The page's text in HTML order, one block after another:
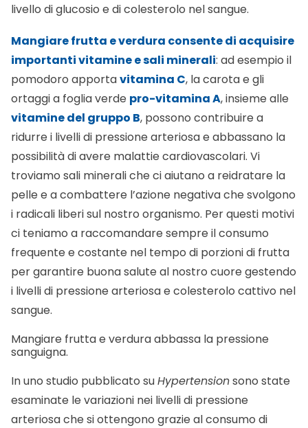
livello di glucosio e di colesterolo nel sangue.
Mangiare frutta e verdura consente di acquisire
importanti vitamine e sali minerali: ad esempio il
pomodoro apportavitamina C, la carota e gli
ortaggi a foglia verde pro-vitamina A, insieme alle
vitamine del gruppo B, possono contribuire a
ridurre i livelli di pressione arteriosa e abbassano la
possibilità di avere malattie cardiovascolari. Vi
troviamo sali minerali che ci aiutano a reidratare la
pelle e a combattere l’azione negativa che svolgono
i radicali liberi sul nostro organismo. Per questi motivi
ci teniamo a raccomandare sempre il consumo
frequente e costante nel tempo di porzioni di frutta
per garantire buona salute al nostro cuore gestendo
i livelli di pressione arteriosa e colesterolo cattivo nel
sangue.
Mangiare frutta e verdura abbassa la pressione
sanguigna.
In uno studio pubblicato suHypertensionsono state
esaminate le variazioni nei livelli di pressione
arteriosa che si ottengono grazie al consumo di